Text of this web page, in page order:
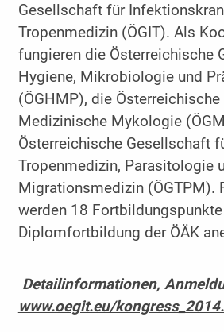
Gesellschaft für
Tropenmedizin (ÖGIT). Als
fungieren die Österreichische
Hygiene, Mikrobiologie und
(ÖGHMP), die
Medizinische Mykologie
Österreichische Gesellschaft
Tropenmedizin, Parasitologie
Migrationsmedizin (ÖGTPM).
werden 18
Diplomfortbildung der ÖÄK
Detailinformationen,
www.oegit.eu/